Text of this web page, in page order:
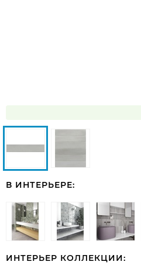
В ИНТЕРЬЕРЕ:
ИНТЕРЬЕР КОЛЛЕКЦИИ: